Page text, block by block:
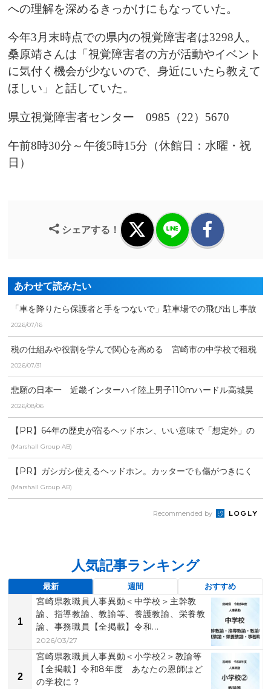
への理解を深めるきっかけにもなっていた。
今年3月末時点での県内の視覚障害者は3298人。
桑原靖さんは「視覚障害者の方が活動やイベント
に気付く機会が少ないので、身近にいたら教えて
ほしい」と話していた。
県立視覚障害者センター 0985（22）5670
午前8時30分～午後5時15分（休館日：水曜・祝
日）
シェアする！
あわせて読みたい
「車を降りたら保護者と手をつないで」駐車場での飛び出し事故
を防ぐ 川南町の保育園...
2026/07/16
税の仕組みや役割を学んで関心を高める 宮崎市の中学校で租税
教室
2026/07/31
悲願の日本一 近畿インターハイ陸上男子110mハードル高城昊
紀選手(宮崎西)初優...
2026/08/06
【PR】64年の歴史が宿るヘッドホン、いい意味で「想定外」の
音質
(Marshall Group AB)
【PR】ガシガシ使えるヘッドホン。カッターでも傷がつきにく
い
(Marshall Group AB)
Recommended by
人気記事ランキング
最新 週間 おすすめ
1
宮崎県教職員人事異動＜中学校＞主幹教
諭、指導教諭、教諭等、養護教諭、栄養教
諭、事務職員【全掲載】令和...
2026/03/27
2
宮崎県教職員人事異動＜小学校2＞教諭等
【全掲載】令和8年度 あなたの恩師はど
の学校に？